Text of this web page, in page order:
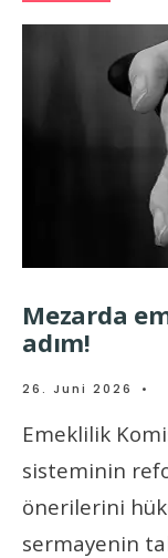
Mezarda
adım!
26. Juni 2026 •
Emeklilik
sisteminin
önerilerini
sermayenin